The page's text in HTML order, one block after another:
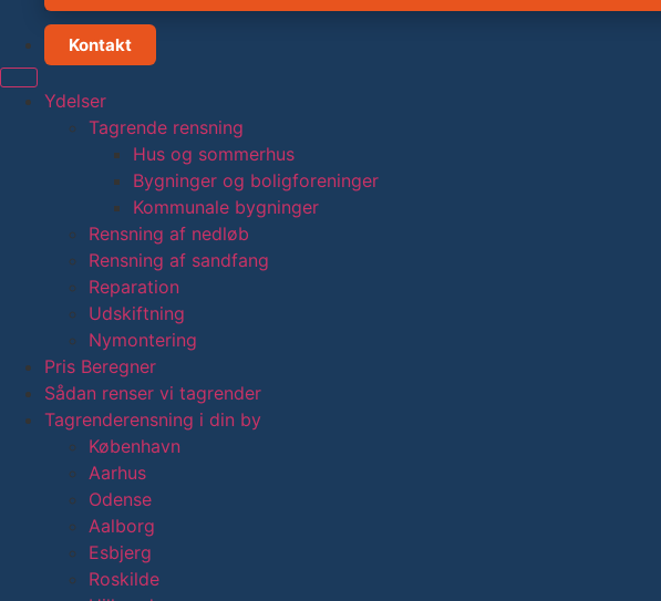
Kontakt
Ydelser
Tagrende rensning
Hus og sommerhus
Bygninger og boligforeninger
Kommunale bygninger
Rensning af nedløb
Rensning af sandfang
Reparation
Udskiftning
Nymontering
Pris Beregner
Sådan renser vi tagrender
Tagrenderensning i din by
København
Aarhus
Odense
Aalborg
Esbjerg
Roskilde